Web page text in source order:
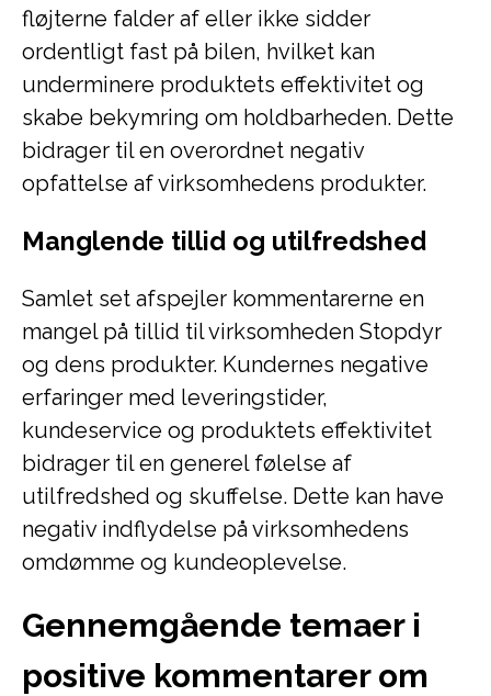
fløjterne falder af eller ikke sidder
ordentligt fast på bilen, hvilket kan
underminere produktets effektivitet og
skabe bekymring om holdbarheden. Dette
bidrager til en overordnet negativ
opfattelse af virksomhedens produkter.
Manglende tillid og utilfredshed
Samlet set afspejler kommentarerne en
mangel på tillid til virksomheden Stopdyr
og dens produkter. Kundernes negative
erfaringer med leveringstider,
kundeservice og produktets effektivitet
bidrager til en generel følelse af
utilfredshed og skuffelse. Dette kan have
negativ indflydelse på virksomhedens
omdømme og kundeoplevelse.
Gennemgående temaer i
positive kommentarer om